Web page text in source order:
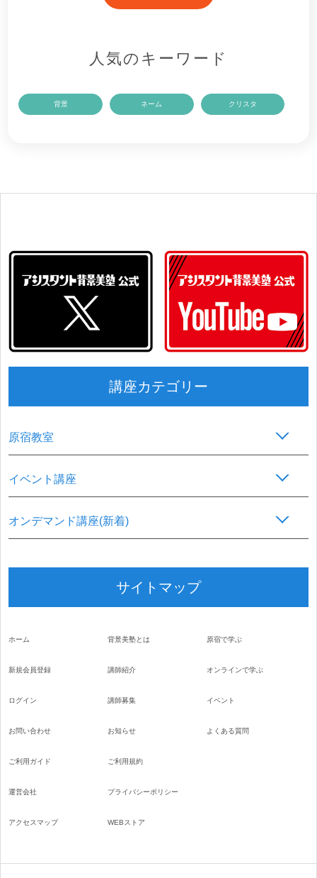
人気のキーワード
背景 ネーム クリスタ
講座カテゴリー
原宿教室
イベント講座
オンデマンド講座(新着)
サイトマップ
ホーム
新規会員登録
ログイン
お問い合わせ
背景美塾とは
講師紹介
講師募集
お知らせ
原宿で学ぶ
オンラインで学ぶ
イベント
よくある質問
ご利用ガイド
運営会社
アクセスマップ
ご利用規約
プライバシーポリシー
WEBストア